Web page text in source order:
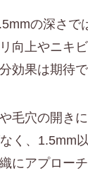
の深さで
向上やニキ
効果は期待で
毛穴の開き
く、1.5mm
にアプロー